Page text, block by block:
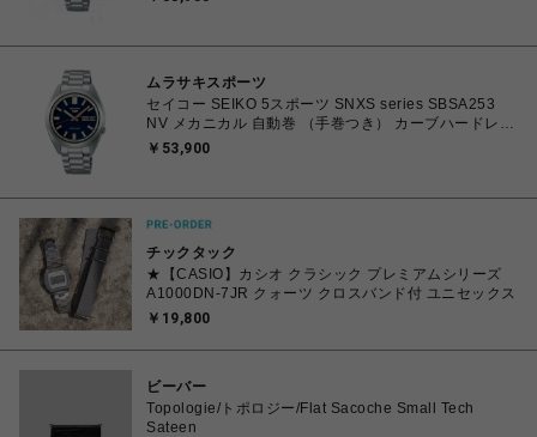
ムラサキスポーツ
セイコー SEIKO 5スポーツ SNXS series SBSA253
NV メカニカル 自動巻 （手巻つき） カーブハードレッ
クス 腕時計 4954628466389【送料無料 北海道/沖縄/
￥53,900
チックタック
★【CASIO】カシオ クラシック プレミアムシリーズ
A1000DN-7JR クォーツ クロスバンド付 ユニセックス
￥19,800
ビーバー
Topologie/トポロジー/Flat Sacoche Small Tech
Sateen